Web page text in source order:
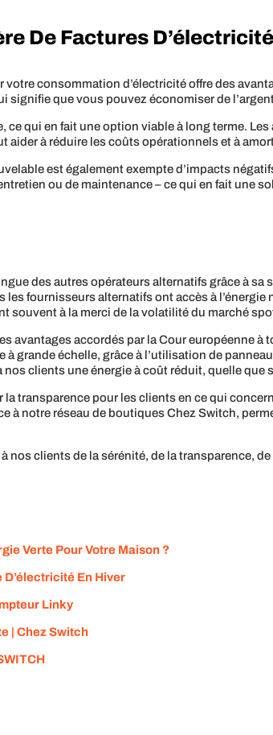
De Factures
votre consommation d’électricité offre des
signifie que vous pouvez économiser de
ce qui en fait une option viable à long terme.
aider à réduire les coûts opérationnels et à
est également exempte d’impacts
ou de maintenance – ce qui en fait une
des autres opérateurs alternatifs grâce à
fournisseurs alternatifs ont accès à
souvent à la merci de la volatilité du marché
avantages accordés par la Cour européenne
grande échelle, grâce à l’utilisation de
clients une énergie à coût réduit, quelle que
transparence pour les clients en ce qui
à notre réseau de boutiques Chez Switch,
nos clients de la sérénité, de la transparence,
Verte Pour Votre Maison ?
En Hiver
Linky
| Chez Switch